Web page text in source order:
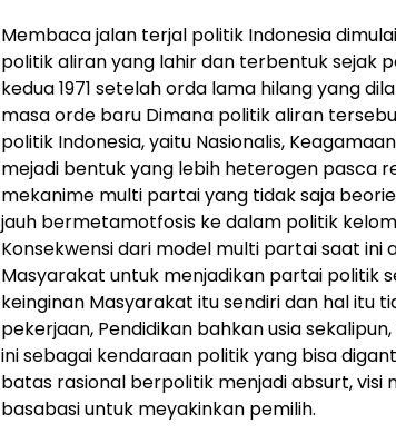
Membaca jalan terjal politik Indonesia
politik aliran yang lahir dan terbentuk sejak
kedua 1971 setelah orda lama hilang yang
masa orde baru Dimana politik aliran
politik Indonesia, yaitu Nasionalis,
mejadi bentuk yang lebih heterogen pasca
mekanime multi partai yang tidak saja
jauh bermetamotfosis ke dalam politik
Konsekwensi dari model multi partai saat
Masyarakat untuk menjadikan partai politik
keinginan Masyarakat itu sendiri dan hal itu
pekerjaan, Pendidikan bahkan usia
ini sebagai kendaraan politik yang bisa
batas rasional berpolitik menjadi absurt, visi
basabasi untuk meyakinkan pemilih.